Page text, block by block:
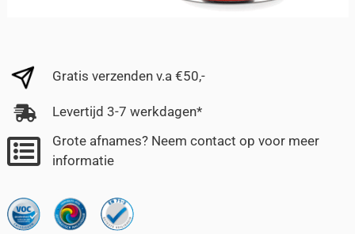
Gratis verzenden v.a €50,-
Levertijd 3-7 werkdagen*
Grote afnames? Neem contact op voor meer
informatie